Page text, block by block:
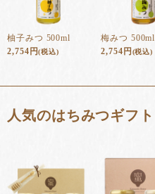
柚子みつ 500ml
2,754 円(税込)
梅みつ 500ml
2,754 円 (税込)
人気のはちみつギフト